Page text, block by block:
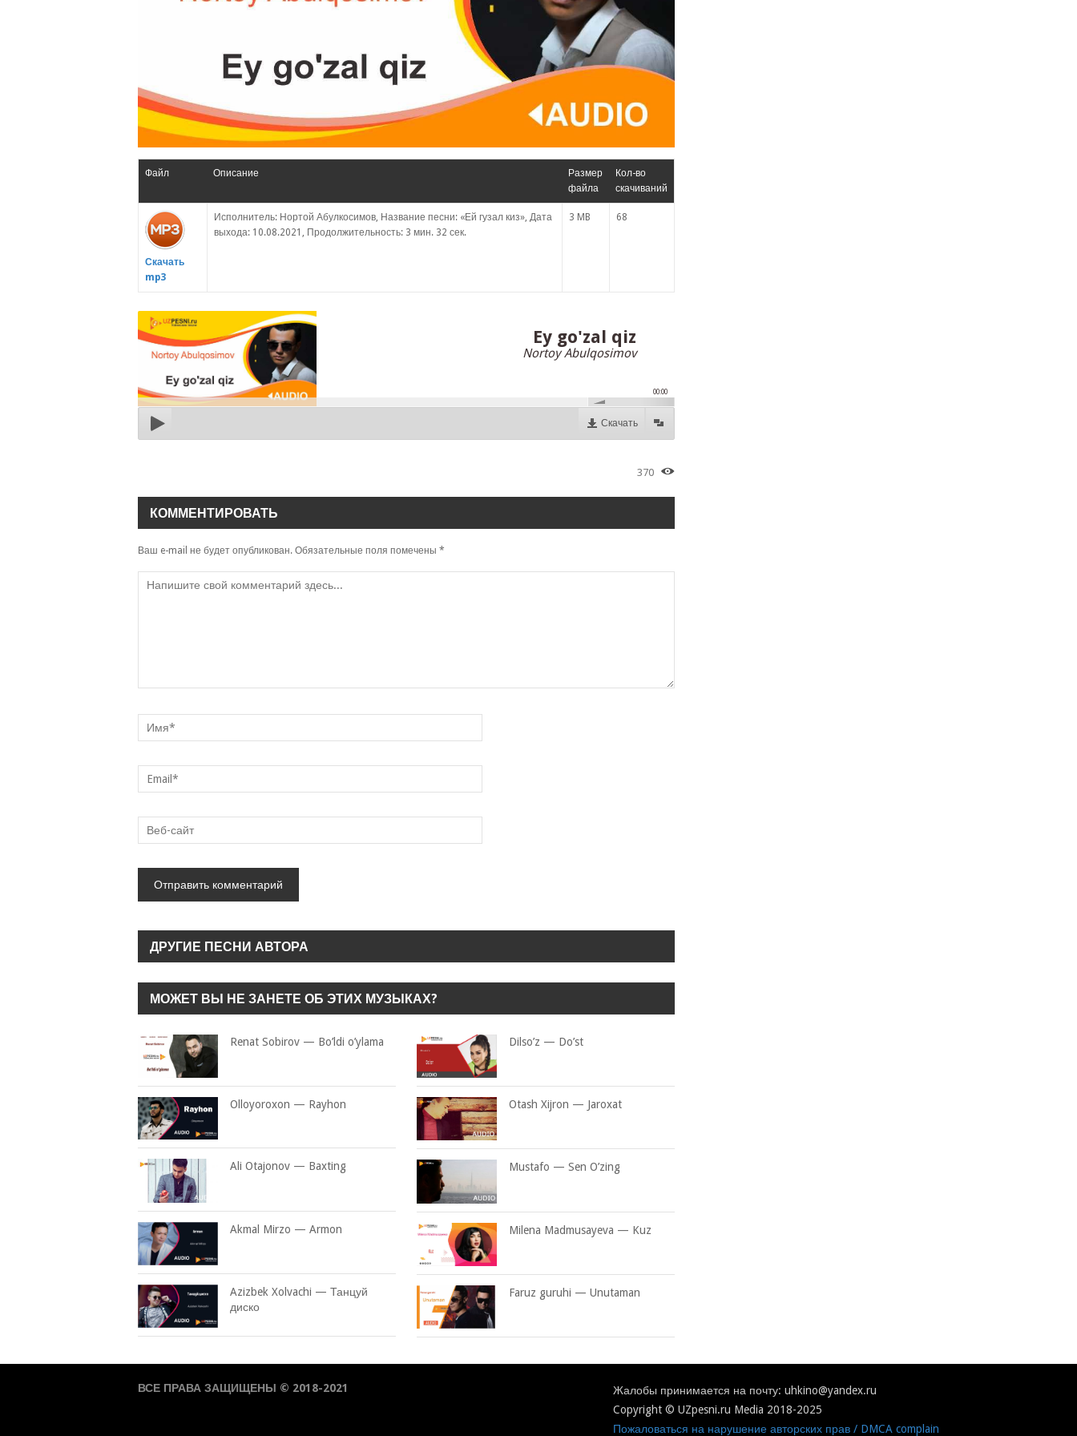
Файл Описание
Размер
файла
Кол-во
скачиваний
Скачать
mp3
Исполнитель: Нортой Абулкосимов, Название песни: «Ей гузал киз», Дата
выхода: 10.08.2021, Продолжительность: 3 мин. 32 сек.
3 MB 68
Ey go'zal qiz
Nortoy Abulqosimov
00:00
Скачать
370
КОММЕНТИРОВАТЬ
Ваш e-mail не будет опубликован. Обязательные поля помечены *
ДРУГИЕ ПЕСНИ АВТОРА
МОЖЕТ ВЫ НЕ ЗАНЕТЕ ОБ ЭТИХ МУЗЫКАХ?
Renat Sobirov — Bo’ldi o’ylama Dilso’z — Do’st
Olloyoroxon — Rayhon Otash Xijron — Jaroxat
Ali Otajonov — Baxting Mustafo — Sen O’zing
Akmal Mirzo — Armon Milena Madmusayeva — Kuz
Azizbek Xolvachi — Танцуй
диско
Faruz guruhi — Unutaman
ВСЕ ПРАВА ЗАЩИЩЕНЫ © 2018-2021
Жалобы принимается на почту: uhkino@yandex.ru
Copyright © UZpesni.ru Media 2018-2025
Пожаловаться на нарушение авторских прав / DMCA complain